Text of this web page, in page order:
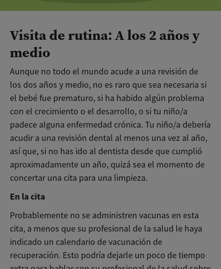
Visita de rutina: A los 2 años y
medio
Aunque no todo el mundo acude a una revisión de
los dos años y medio, no es raro que sea necesaria si
el bebé fue prematuro, si ha habido algún problema
con el crecimiento o el desarrollo, o si tu niño/a
padece alguna enfermedad crónica. Tu niño/a debería
acudir a una revisión dental al menos una vez al año,
así que, si no has ido al dentista desde que cumplió
aproximadamente un año, quizá sea el momento de
concertar una cita para una limpieza.
En la cita
Probablemente no se administren vacunas en esta
cita, a menos que su profesional de la salud le haya
indicado un calendario de vacunación de
recuperación. Esto podría dejarle un poco de tiempo